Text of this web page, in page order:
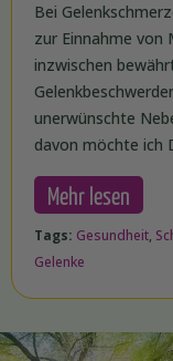
Bei
zur Einnahme von
inzwischen
unerwünschte
davon möchte ich
Mehr lesen
Tags: Gesundheit,
Gelenke